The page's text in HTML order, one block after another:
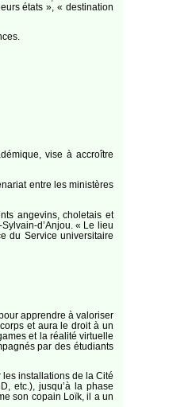
états », « destination
vise à accroître
entre les ministères
angevins, choletais et
d’Anjou. « Le lieu
du Service universitaire
apprendre à valoriser
et aura le droit à un
et la réalité virtuelle
par des étudiants
les installations de la Cité
etc.), jusqu’à la phase
son copain Loïk, il a un